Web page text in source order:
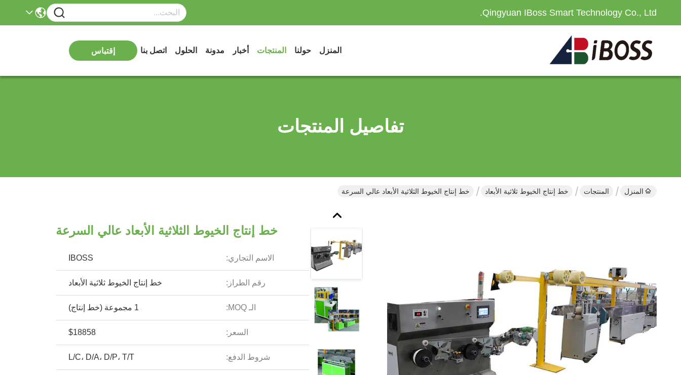
Qingyuan IBoss Smart Technology Co., Ltd.
المنزل حولنا المنتجات أخبار مدونة الحلول اتصل بنا إقتباس
تفاصيل المنتجات
المنزل المنتجات خط إنتاج الخيوط ثلاثية الأبعاد خط إنتاج الخيوط الثلاثية الأبعاد عالي السرعة
خط إنتاج الخيوط الثلاثية الأبعاد عالي السرعة
الاسم التجاري: IBOSS
رقم الطراز: خط إنتاج الخيوط ثلاثية الأبعاد
الـ MOQ: 1 مجموعة (خط إنتاج)
السعر: $18858
شروط الدفع: L/C، D/A، D/P، T/T